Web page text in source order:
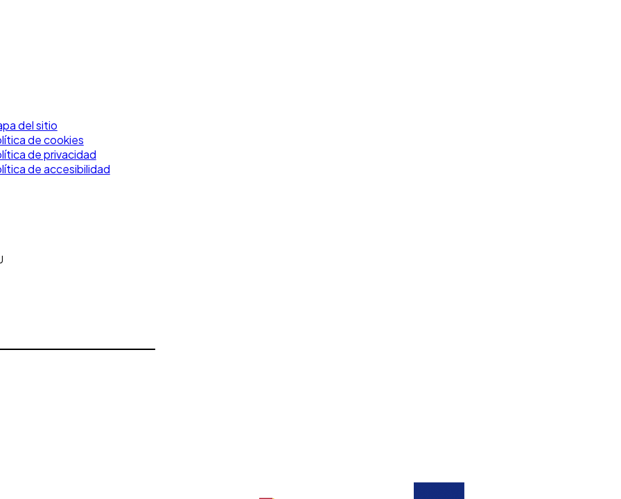
del sitio
de cookies
de privacidad
de accesibilidad